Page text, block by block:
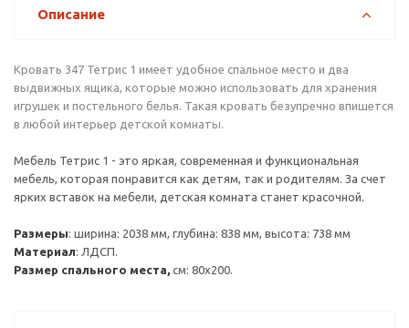
Описание
Кровать 347 Тетрис 1 имеет удобное спальное место и два
выдвижных ящика, которые можно использовать для хранения
игрушек и постельного белья. Такая кровать безупречно впишется
в любой интерьер детской комнаты.
Мебель Тетрис 1 - это яркая, современная и функциональная
мебель, которая понравится как детям, так и родителям. За счет
ярких вставок на мебели, детская комната станет красочной.
Размеры: ширина: 2038 мм, глубина: 838 мм, высота: 738 мм
Материал: ЛДСП.
Размер спального места, см: 80х200.